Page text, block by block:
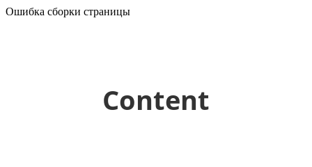
Ошибка сборки страницы
Content